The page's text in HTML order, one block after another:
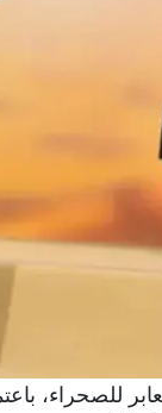
للصحراء،